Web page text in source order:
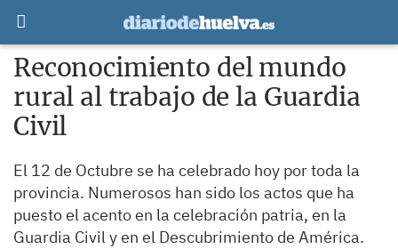
Reconocimiento del mundo
rural al trabajo de la Guardia
Civil
El 12 de Octubre se ha celebrado hoy por toda la
provincia. Numerosos han sido los actos que ha
puesto el acento en la celebración patria, en la
Guardia Civil y en el Descubrimiento de América.